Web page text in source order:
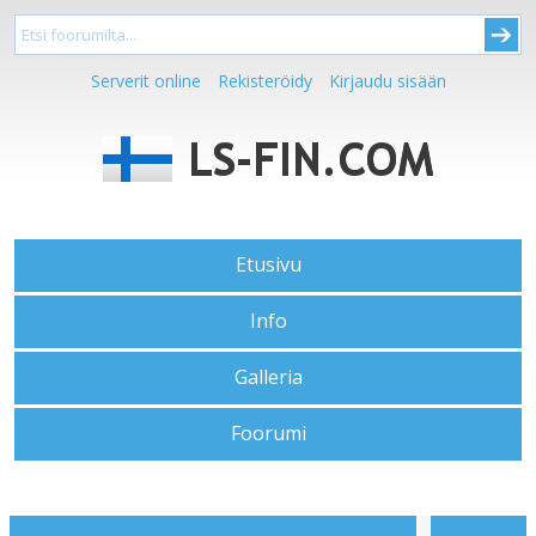
Serverit online Rekisteröidy Kirjaudu sisään
Etusivu
Info
Galleria
Foorumi